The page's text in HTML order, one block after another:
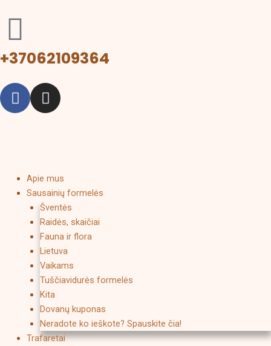
prie
turinio
+37062109364
F
a
o
k
I
n
r
a
m
Apie mus
Sausainių formelės
Šventės
Raidės, skaičiai
Fauna ir flora
Lietuva
Vaikams
Tuščiavidurės formelės
Kita
Dovanų kuponas
Neradote ko ieškote? Spauskite čia!
Trafaretai
Menu